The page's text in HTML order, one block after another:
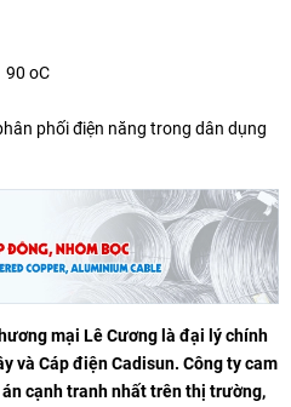
90 oC
phối điện năng trong dân dụng
mại Lê Cương là đại lý chính
và Cáp điện Cadisun. Công ty cam
cạnh tranh nhất trên thị trường,